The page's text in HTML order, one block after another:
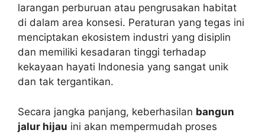
larangan perburuan atau pengrusakan habitat
di dalam area konsesi. Peraturan yang tegas ini
menciptakan ekosistem industri yang disiplin
dan memiliki kesadaran tinggi terhadap
kekayaan hayati Indonesia yang sangat unik
dan tak tergantikan.
Secara jangka panjang, keberhasilan bangun
jalur hijau ini akan mempermudah proses